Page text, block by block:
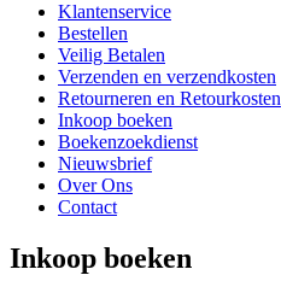
Klantenservice
Bestellen
Veilig Betalen
Verzenden en verzendkosten
Retourneren en Retourkosten
Inkoop boeken
Boekenzoekdienst
Nieuwsbrief
Over Ons
Contact
Inkoop boeken